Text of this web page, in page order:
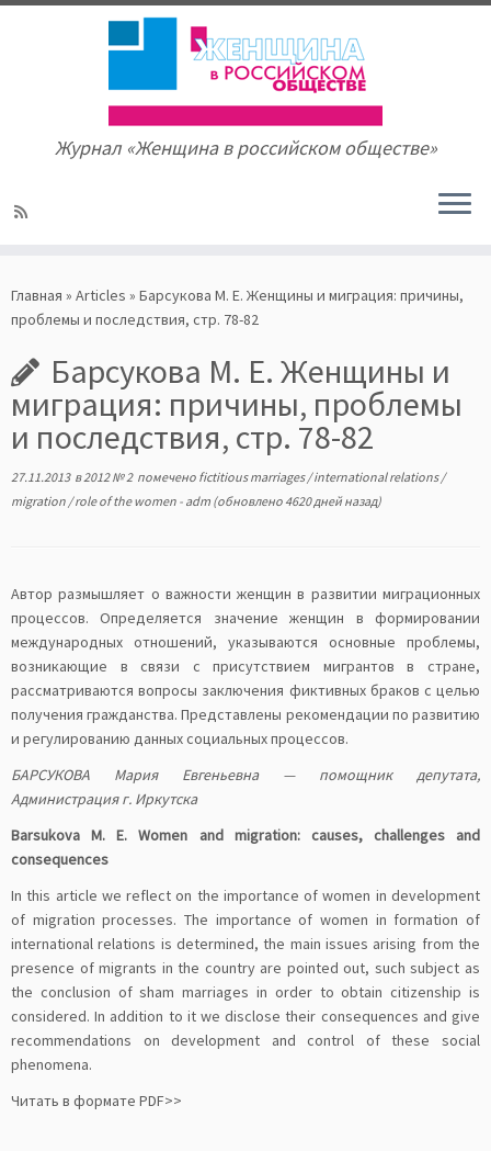
to
content
Журнал «Женщина в российском обществе»
Главная » Articles » Барсукова М. Е. Женщины и миграция: причины,
проблемы и последствия, стр. 78-82
Барсукова М. Е. Женщины и
миграция: причины, проблемы
и последствия, стр. 78-82
27.11.2013в2012 № 2 помечено fictitious marriages/international relations/
migration /role of the women - adm (обновлено 4620 дней назад)
Автор размышляет о важности женщин в развитии миграционных
процессов. Определяется значение женщин в формировании
международных отношений, указываются основные проблемы,
возникающие в связи с присутствием мигрантов в стране,
рассматриваются вопросы заключения фиктивных браков с целью
получения гражданства. Представлены рекомендации по развитию
и регулированию данных социальных процессов.
БАРСУКОВА Мария Евгеньевна — помощник депутата,
Администрация г. Иркутска
Barsukova M. E. Women and migration: causes, challenges and
consequences
In this article we reflect on the importance of women in development
of migration processes. The importance of women in formation of
international relations is determined, the main issues arising from the
presence of migrants in the country are pointed out, such subject as
the conclusion of sham marriages in order to obtain citizenship is
considered. In addition to it we disclose their consequences and give
recommendations on development and control of these social
phenomena.
Читать в формате PDF>>